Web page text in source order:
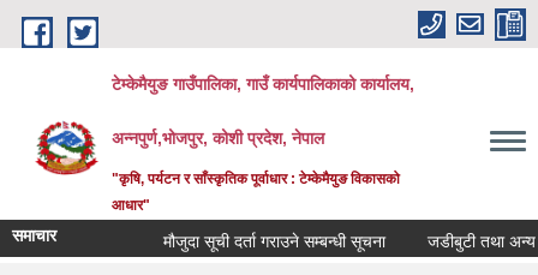
Skip to main content
टेम्केमैयुङ गाउँपालिका, गाउँ कार्यपालिकाको कार्यालय,
अन्नपुर्ण,भोजपुर, कोशी प्रदेश, नेपाल
"कृषि, पर्यटन र साँस्कृतिक पूर्वाधार : टेम्केमैयुङ विकासको
आधार"
समाचार मौजुदा सूची दर्ता गराउने सम्बन्धी सूचना जडीबुटी तथा अन्य